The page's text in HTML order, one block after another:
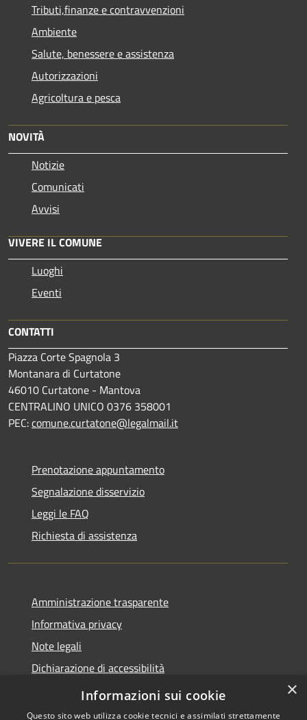
Tributi,finanze e contravvenzioni
Ambiente
Salute, benessere e assistenza
Autorizzazioni
Agricoltura e pesca
NOVITÀ
Notizie
Comunicati
Avvisi
VIVERE IL COMUNE
Luoghi
Eventi
CONTATTI
Piazza Corte Spagnola 3
Montanara di Curtatone
46010 Curtatone - Mantova
CENTRALINO UNICO 0376 358001
PEC:comune.curtatone@legalmail.it
Prenotazione appuntamento
Segnalazione disservizio
Leggi le FAQ
Richiesta di assistenza
Amministrazione trasparente
Informativa privacy
Note legali
Dichiarazione di accessibilità
Meccanismo di Feedback
×
Informazioni sui cookie
Questo sito web utilizza cookie tecnici e assimilati strettamente